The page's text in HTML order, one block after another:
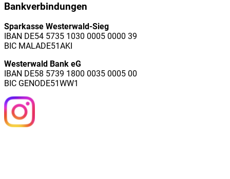
Bankverbindungen
Sparkasse Westerwald-Sieg
IBAN DE54 5735 1030 0005 0000 39
BIC MALADE51AKI
Westerwald Bank eG
IBAN DE58 5739 1800 0035 0005 00
BIC GENODE51WW1